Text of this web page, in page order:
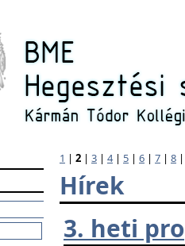
1 | 2 | 3 | 4| 5 | 6 | 7 | 8
Hírek
3. heti